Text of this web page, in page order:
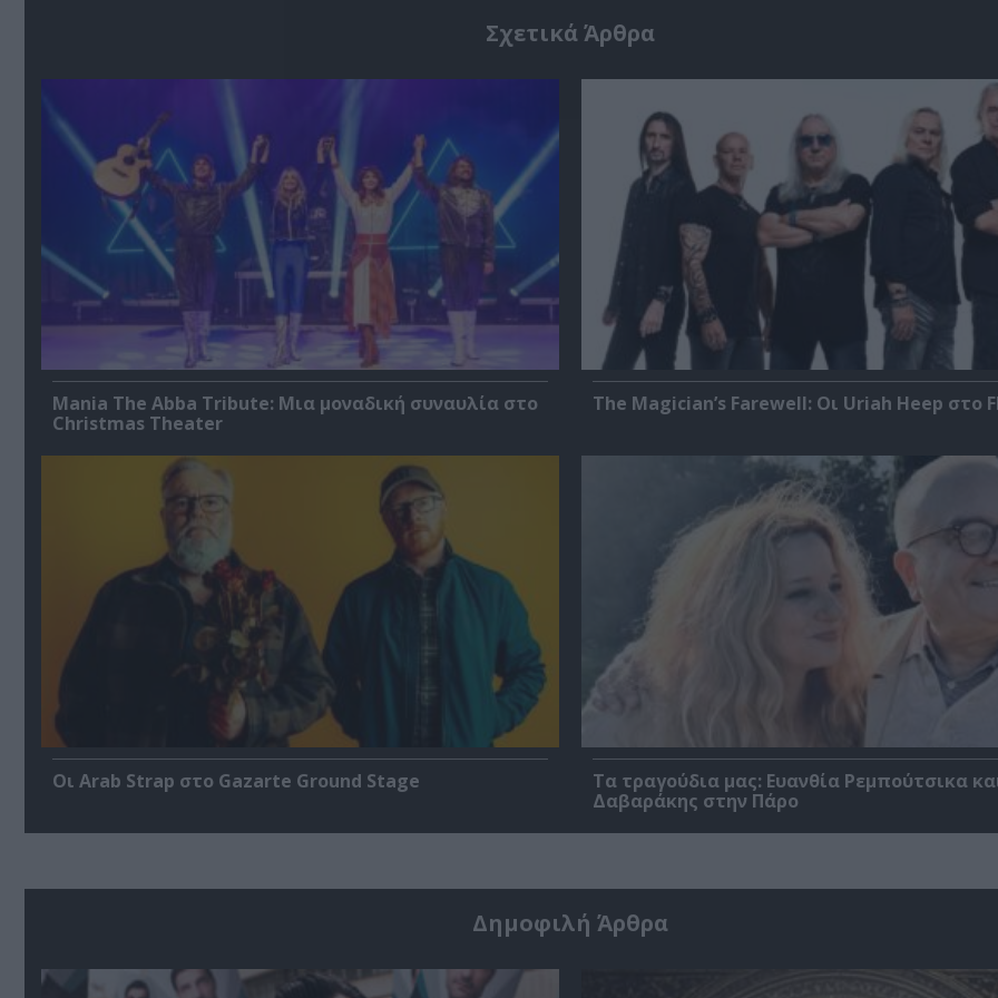
Σχετικά Άρθρα
Mania The Abba Tribute: Μια μοναδική συναυλία στο
Christmas Theater
The Magician’s Farewell: Οι Uriah Heep στο
Οι Arab Strap στο Gazarte Ground Stage
Τα τραγούδια μας: Ευανθία Ρεμπούτσικα
Δαβαράκης στην Πάρο
Δημοφιλή Άρθρα